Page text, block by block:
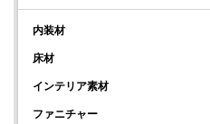
内装材
床材
インテリア素材
ファニチャー